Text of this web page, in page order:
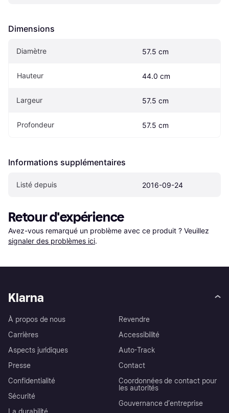
Dimensions
Diamètre 57.5 cm
Hauteur 44.0 cm
Largeur 57.5 cm
Profondeur 57.5 cm
Informations supplémentaires
Listé depuis 2016-09-24
Retour d'expérience
Avez-vous remarqué un problème avec ce produit ? Veuillez
signaler des problèmes ici.
Klarna
À propos de nous
Carrières
Aspects juridiques
Presse
Confidentialité
Sécurité
Revendre
Accessibilité
Auto-Track
Contact
Coordonnées de contact pour
les autorités
Gouvernance d’entreprise